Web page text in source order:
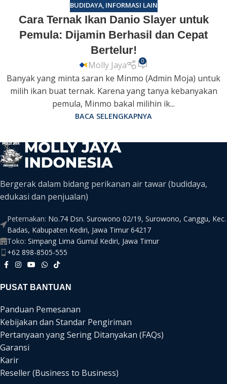
BUDIDAYA, INFORMASI LAIN
Cara Ternak Ikan Danio Slayer untuk
Pemula: Dijamin Berhasil dan Cepat
Bertelur!
Molly Jaya 0
Banyak yang minta saran ke Minmo (Admin Moja) untuk
milih ikan buat ternak. Karena yang tanya kebanyakan
pemula, Minmo bakal milihin ik...
BACA SELENGKAPNYA
Bergerak dalam bidang perikanan air tawar (budidaya,
edukasi dan penjualan)
Peternakan: No.74 Dsn. Surowono 02/19, Surowono, Canggu, Kec.
Badas, Kabupaten Kediri, Jawa Timur 64217
Toko: Simpang Lima Gumul Kediri, Jawa Timur
+62 898-8505-555
PUSAT BANTUAN
Panduan Pemesanan
Kebijakan dan Standar Pengiriman
Pertanyaan yang Sering Ditanyakan (FAQs)
Garansi
Karir
Reseller (Business to Business)